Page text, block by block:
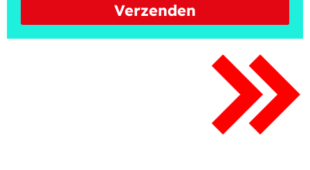
Verzenden